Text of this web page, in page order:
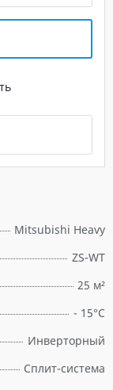
Mitsubishi Heavy
ZS-WT
25 м²
- 15°С
Инверторный
Сплит-система